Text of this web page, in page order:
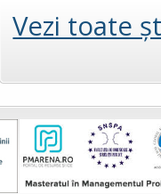
Vezi toate